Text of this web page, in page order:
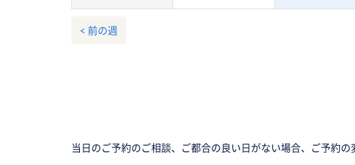
< 前の週
当日のご予約のご相談、ご都合の良い日がない場合、ご予約